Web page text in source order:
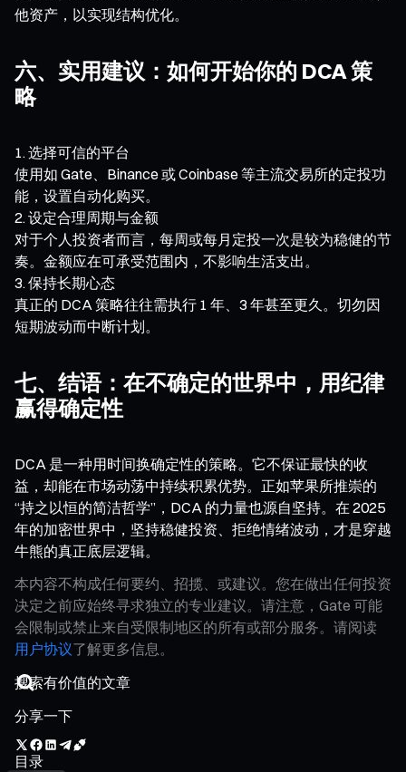
他资产，以实现结构优化。
六、实用建议：如何开始你的 DCA 策
略
选择可信的平台
使用如 Gate、Binance 或 Coinbase 等主流交易所的定投功
能，设置自动化购买。
设定合理周期与金额
对于个人投资者而言，每周或每月定投一次是较为稳健的节
奏。金额应在可承受范围内，不影响生活支出。
保持长期心态
真正的 DCA 策略往往需执行 1 年、3 年甚至更久。切勿因
短期波动而中断计划。
七、结语：在不确定的世界中，用纪律
赢得确定性
DCA 是一种用时间换确定性的策略。它不保证最快的收
益，却能在市场动荡中持续积累优势。正如苹果所推崇的
“持之以恒的简洁哲学”，DCA 的力量也源自坚持。在 2025
年的加密世界中，坚持稳健投资、拒绝情绪波动，才是穿越
牛熊的真正底层逻辑。
本内容不构成任何要约、招揽、或建议。您在做出任何投资
决定之前应始终寻求独立的专业建议。请注意，Gate 可能
会限制或禁止来自受限制地区的所有或部分服务。请阅读
用户协议了解更多信息。
分享一下
目录